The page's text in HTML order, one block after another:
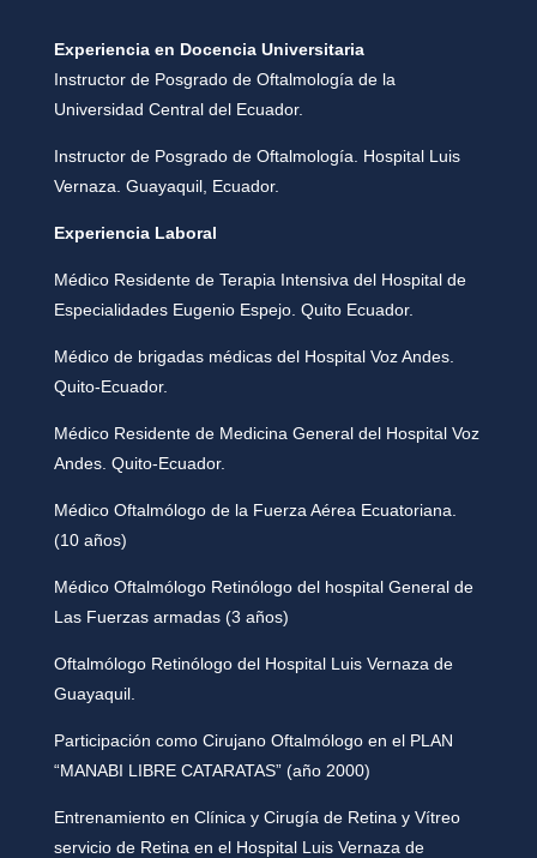
Experiencia en Docencia Universitaria
Instructor de Posgrado de Oftalmología de la
Universidad Central del Ecuador.
Instructor de Posgrado de Oftalmología. Hospital Luis
Vernaza. Guayaquil, Ecuador.
Experiencia Laboral
Médico Residente de Terapia Intensiva del Hospital de
Especialidades Eugenio Espejo. Quito Ecuador.
Médico de brigadas médicas del Hospital Voz Andes.
Quito-Ecuador.
Médico Residente de Medicina General del Hospital Voz
Andes. Quito-Ecuador.
Médico Oftalmólogo de la Fuerza Aérea Ecuatoriana.
(10 años)
Médico Oftalmólogo Retinólogo del hospital General de
Las Fuerzas armadas (3 años)
Oftalmólogo Retinólogo del Hospital Luis Vernaza de
Guayaquil.
Participación como Cirujano Oftalmólogo en el PLAN
“MANABI LIBRE CATARATAS” (año 2000)
Entrenamiento en Clínica y Cirugía de Retina y Vítreo
servicio de Retina en el Hospital Luis Vernaza de